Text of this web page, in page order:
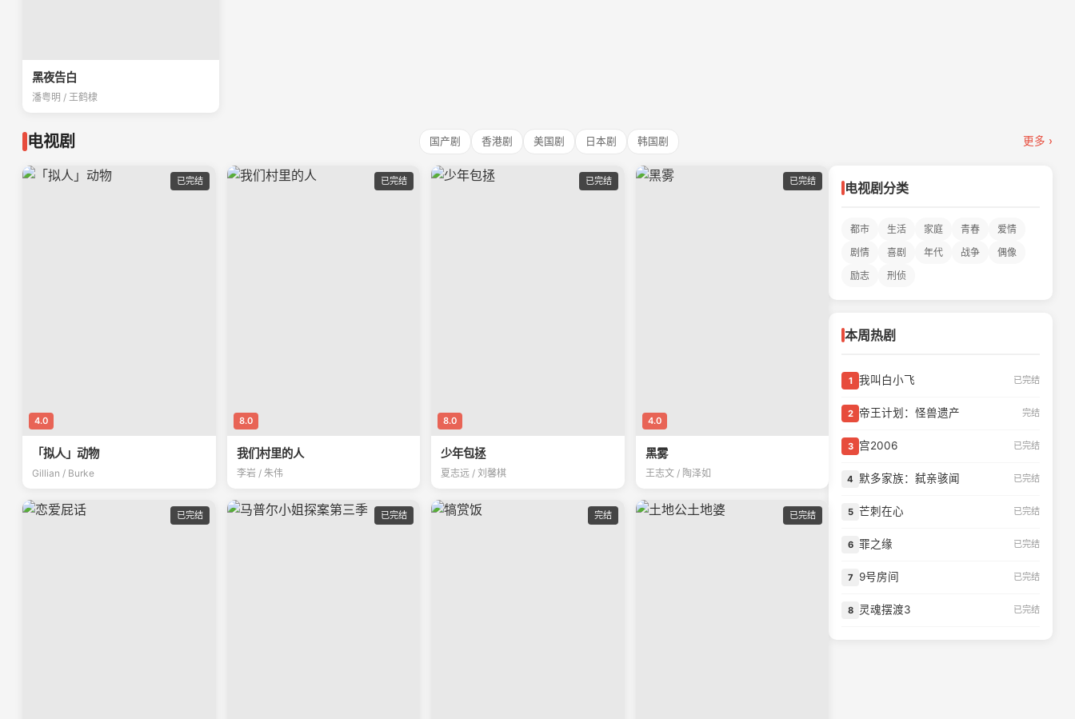
黑夜告白
潘粤明 / 王鹤棣
电视剧 国产剧 香港剧 美国剧 日本剧 韩国剧 更多 ›
已完结
4.0
「拟人」动物
Gillian / Burke
已完结
8.0
我们村里的人
李岩 / 朱伟
已完结
8.0
少年包拯
夏志远 / 刘馨棋
已完结
4.0
黑雾
王志文 / 陶泽如
已完结 已完结 完结 已完结
电视剧分类
都市 生活 家庭 青春
爱情
剧情
喜剧 年代 战争
偶像
励志
刑侦
本周热剧
1 我叫白小飞 已完结
2 帝王计划：怪兽遗产 完结
3 宫2006 已完结
4 默多家族：弑亲骇闻 已完结
5 芒刺在心 已完结
6 罪之缘 已完结
7 9号房间 已完结
8 灵魂摆渡3 已完结